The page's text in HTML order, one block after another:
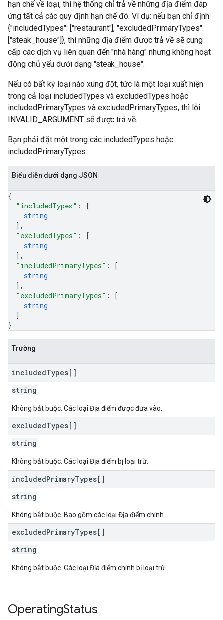
hạn chế về loại, thì hệ thống chỉ trả về những địa điểm đáp
ứng tất cả các quy định hạn chế đó. Ví dụ: nếu bạn chỉ định
{"includedTypes": ["restaurant"], "excludedPrimaryTypes":
["steak_house"]}, thì những địa điểm được trả về sẽ cung
cấp các dịch vụ liên quan đến "nhà hàng" nhưng không hoạt
động chủ yếu dưới dạng "steak_house".
Nếu có bất kỳ loại nào xung đột, tức là một loại xuất hiện
trong cả loại includedTypes và excludedTypes hoặc
includedPrimaryTypes và excludedPrimaryTypes, thì lỗi
INVALID_ARGUMENT sẽ được trả về.
Bạn phải đặt một trong các includedTypes hoặc
includedPrimaryTypes.
Biểu diễn dưới dạng JSON
{
"includedTypes" :
[
string
] ,
"excludedTypes" :
[
string
] ,
"includedPrimaryTypes" :
[
string
] ,
"excludedPrimaryTypes" :
[
string
]
}
Trường
includedTypes[]
string
Không bắt buộc. Các loại Địa điểm được đưa vào.
excludedTypes[]
string
Không bắt buộc. Các loại Địa điểm bị loại trừ.
includedPrimaryTypes[]
string
Không bắt buộc. Bao gồm các loại Địa điểm chính.
excludedPrimaryTypes[]
string
Không bắt buộc. Các loại Địa điểm chính bị loại trừ.
OperatingStatus